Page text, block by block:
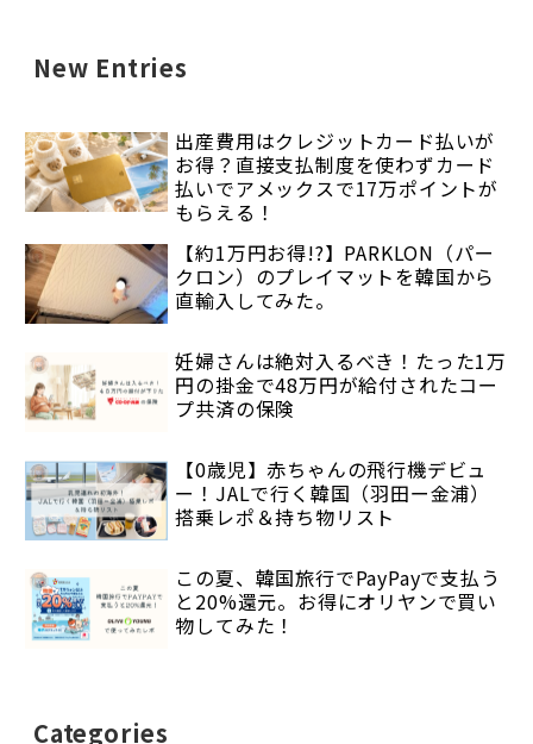
New Entries
出産費用はクレジットカード払いが
お得？直接支払制度を使わずカード
払いでアメックスで17万ポイントが
もらえる！
【約1万円お得!?】PARKLON（パー
クロン）のプレイマットを韓国から
直輸入してみた。
妊婦さんは絶対入るべき！たった1万
円の掛金で48万円が給付されたコー
プ共済の保険
【0歳児】赤ちゃんの飛行機デビュ
ー！JALで行く韓国（羽田ー金浦）
搭乗レポ＆持ち物リスト
この夏、韓国旅行でPayPayで支払う
と20%還元。お得にオリヤンで買い
物してみた！
Categories